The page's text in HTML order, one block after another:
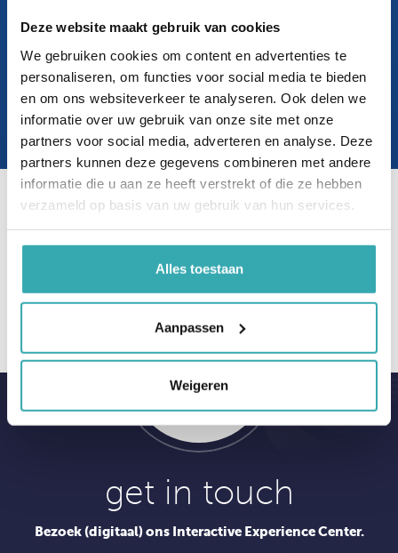
Deze website maakt gebruik van cookies
We gebruiken cookies om content en advertenties te
personaliseren, om functies voor social media te bieden
en om ons websiteverkeer te analyseren. Ook delen we
informatie over uw gebruik van onze site met onze
partners voor social media, adverteren en analyse. Deze
partners kunnen deze gegevens combineren met andere
informatie die u aan ze heeft verstrekt of die ze hebben
verzameld op basis van uw gebruik van hun services.
Alles toestaan
Aanpassen
Weigeren
Experience Center. Live worden de beelden
getoond en kun je direct vanuit thuis/werk
vragen stellen.
boek nu een afspraak
Klantbeoordelingen op Google
get in touch
Bezoek (digitaal) ons Interactive Experience Center.